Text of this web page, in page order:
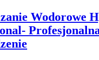
Wodorowe